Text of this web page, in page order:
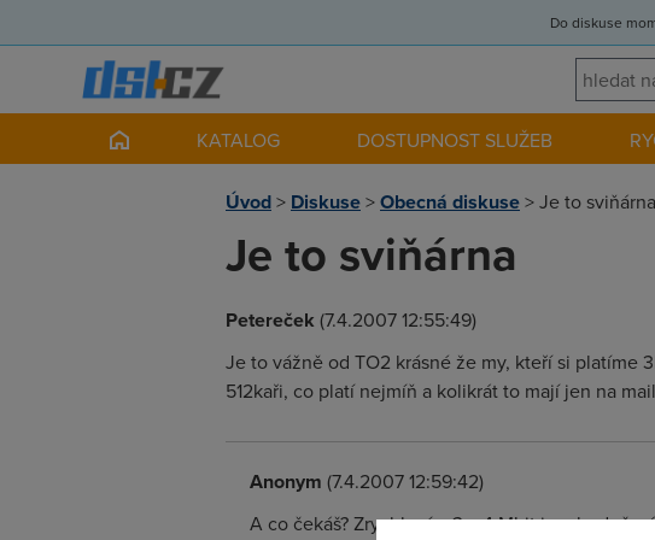
Do diskuse
KATALOG DOSTUPNOST SLUŽEB
Úvod> Diskuse>Obecná diskuse>Je to sviňárna
Je to sviňárna
Petereček (7.4.2007 12:55:49)
Je to vážně od TO2 krásné že my, kteří si platíme
512kaři, co platí nejmíň a kolikrát to mají jen na
Anonym (7.4.2007 12:59:42)
A co čekáš? Zrychlení u 3 a 4 Mbit je o hodně